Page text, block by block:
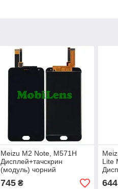
Meizu M2 Note, M571H
Дисплей+тачскрин
(модуль) чорний
745₴
Lite
644